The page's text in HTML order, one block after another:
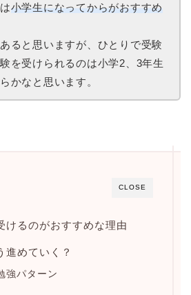
小学生になってからがおすすめ
ると思いますが、ひとりで受験
を受けられるのは小学2、3年生
かなと思います。
CLOSE
けるのがおすすめな理由
進めていく？
強パターン